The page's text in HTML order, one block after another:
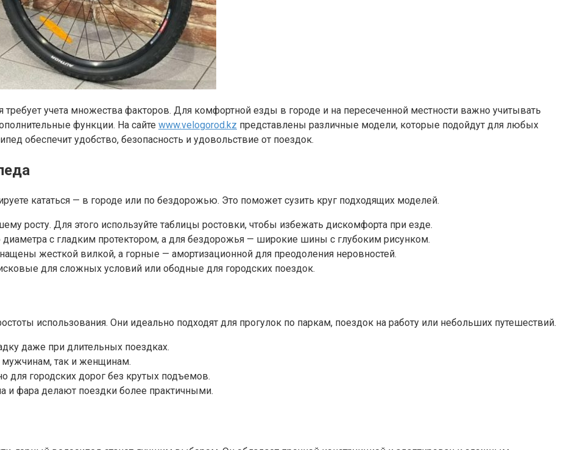
требует учета множества факторов. Для комфортной езды в городе и на пересеченной местности важно учитывать
функции. На сайте www.velogorod.kz представлены различные модели, которые подойдут для любых
обеспечит удобство, безопасность и удовольствие от поездок.
кататься — в городе или по бездорожью. Это поможет сузить круг подходящих моделей.
росту. Для этого используйте таблицы ростовки, чтобы избежать дискомфорта при езде.
диаметра с гладким протектором, а для бездорожья — широкие шины с глубоким рисунком.
жесткой вилкой, а горные — амортизационной для преодоления неровностей.
для сложных условий или ободные для городских поездок.
использования. Они идеально подходят для прогулок по паркам, поездок на работу или небольших путешествий.
даже при длительных поездках.
мужчинам, так и женщинам.
для городских дорог без крутых подъемов.
и фара делают поездки более практичными.